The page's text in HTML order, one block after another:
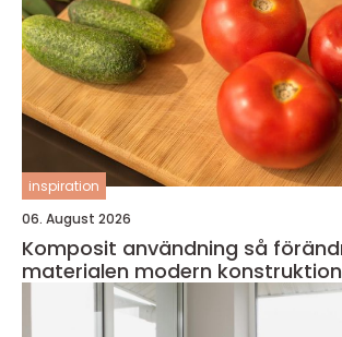
inspiration
06. August 2026
Komposit användning så förändrar
materialen modern konstruktion